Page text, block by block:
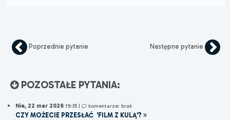
Poprzednie pytanie Następne pytanie
POZOSTAŁE PYTANIA:
Nie, 22 mar 2026 19:35 komentarze: brak
CZY MOŻECIE PRZESŁAĆ 'FILM Z KULĄ'?